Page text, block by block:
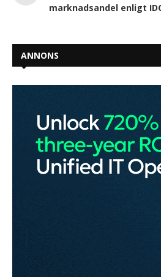
marknadsandel enligt
ANNONS